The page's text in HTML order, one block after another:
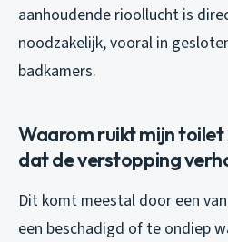
aanhoudende rioollucht is
noodzakelijk, vooral in
badkamers.
Waarom ruikt mijn
dat de verstopping
Dit komt meestal door een
een beschadigd of te ondiep